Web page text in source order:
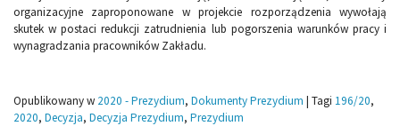
organizacyjne zaproponowane w projekcie rozporządzenia wywołają
skutek w postaci redukcji zatrudnienia lub pogorszenia warunków pracy i
wynagradzania pracowników Zakładu.
Opublikowany w 2020 - Prezydium, Dokumenty Prezydium | Tagi 196/20,
2020, Decyzja, Decyzja Prezydium, Prezydium